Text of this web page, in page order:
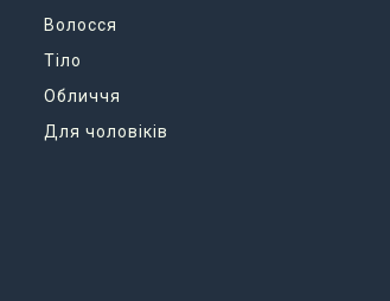
Волосся
Тіло
Обличчя
Для чоловіків